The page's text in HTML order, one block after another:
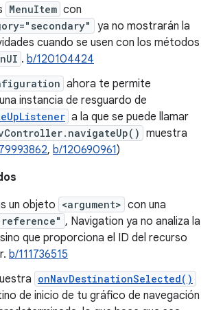
MenuItem con
ya no mostrarán la
cuando se usen con los métodos
. b/120104424
ahora te permite
instancia de resguardo de
a la que se puede llamar
muestra
, b/120690961)
un objeto <argument> con una
, Navigation ya no analiza la
que proporciona el ID del recurso
b/111736515
onNavDestinationSelected()
de inicio de tu gráfico de navegación